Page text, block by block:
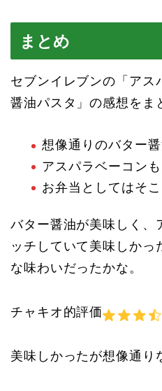
まとめ
セブンイレブンの「アス
醤油パスタ」の感想をま
想像通りのバター
アスパラベーコン
お弁当としてはそ
バター醤油が美味しく、
ッチしていて美味しかっ
な味わいだったかな。
チャキオ的評価
美味しかったが想像通り